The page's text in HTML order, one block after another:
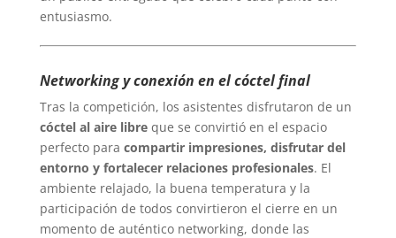
entusiasmo.
Networking y conexión en el cóctel final
Tras la competición, los asistentes disfrutaron de un
cóctel al aire libreque se convirtió en el espacio
perfecto para compartir impresiones, disfrutar del
entorno y fortalecer relaciones profesionales. El
ambiente relajado, la buena temperatura y la
participación de todos convirtieron el cierre en un
momento de auténtico networking, donde las